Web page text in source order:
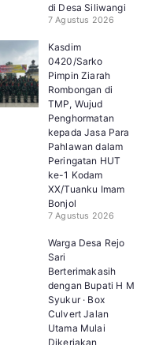
di Desa Siliwangi
7 Agustus 2026
Kasdim
0420/Sarko
Pimpin Ziarah
Rombongan di
TMP, Wujud
Penghormatan
kepada Jasa Para
Pahlawan dalam
Peringatan HUT
ke-1 Kodam
XX/Tuanku Imam
Bonjol
7 Agustus 2026
Warga Desa Rejo
Sari
Berterimakasih
dengan Bupati H M
Syukur · Box
Culvert Jalan
Utama Mulai
Dikerjakan